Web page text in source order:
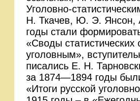
Уголовно-
Н. Ткачев, Ю. Э. Янсон,
годы стали
«Своды
уголовным»,
писались Е. Н.
за 1874—1894 годы
«Итоги русской